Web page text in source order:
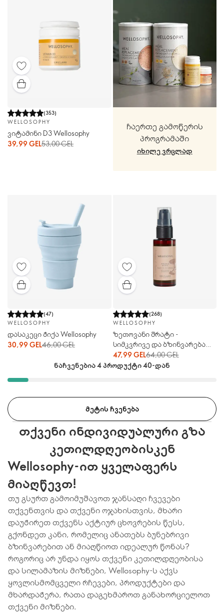
(353)
WELLOSOPHY
ვიტამინი D3 Wellosophy
39,99 GEL53,00 GEL
ჩაერთე გამოწერის
პროგრამაში
ᲘᲮᲘᲚᲔ ᲕᲠᲪᲚᲐᲓ
(47)
WELLOSOPHY
დასაკეცი ჭიქა Wellosophy
30,99 GEL46,00 GEL
(268)
WELLOSOPHY
ზეთოვანი შრატი -
სიმკვრივე და ბზინვარება
Wellosophy
47,99 GEL64,00 GEL
ნაჩვენებია 4 პროდუქტი 40-დან
ᲛᲔᲢᲘᲡ ᲩᲕᲔᲜᲔᲑᲐ
თქვენი ინდივიდუალური გზა
კეთილდღეობისკენ
Wellosophy-ით ყველაფერს
მიაღწევთ!
თუ გსურთ გამოიმუშავოთ ჯანსაღი ჩვევები
თქვენთვის და თქვენი ოჯახისთვის, მხარი
დაუჭირეთ თქვენს აქტიურ ცხოვრების წესს,
გქონდეთ კანი, რომელიც ანათებს ბუნებრივი
ბზინვარებით ან მიაღწიოთ იდეალურ წონას?
როგორიც არ უნდა იყოს თქვენი კეთილდღეობისა
და სილამაზის მიზნები, Wellosophy-ს აქვს
ყოვლისმომცველი რჩევები, პროდუქტები და
მხარდაჭერა, რათა დაგეხმაროთ განახორციელოთ
თქვენი მიზნები.